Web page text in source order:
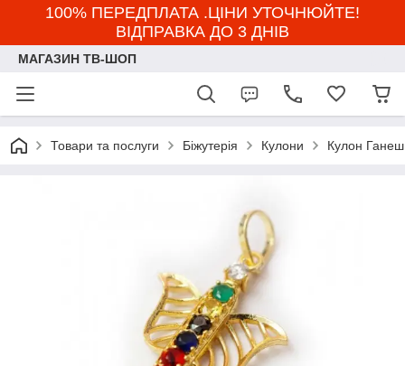
100% ПЕРЕДПЛАТА .ЦІНИ УТОЧНЮЙТЕ!
ВІДПРАВКА ДО 3 ДНІВ
МАГАЗИН ТВ-ШОП
Товари та послуги Біжутерія Кулони Кулон